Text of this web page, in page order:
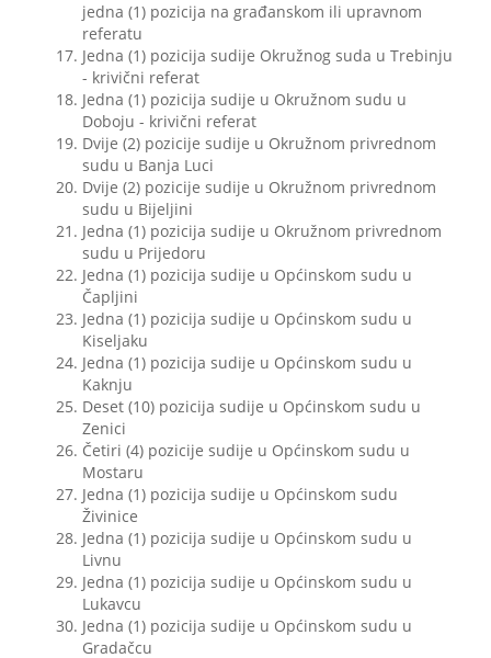
jedna (1) pozicija na građanskom ili upravnom
referatu
Jedna (1) pozicija sudije Okružnog suda u Trebinju
- krivični referat
Jedna (1) pozicija sudije u Okružnom sudu u
Doboju - krivični referat
Dvije (2) pozicije sudije u Okružnom privrednom
sudu u Banja Luci
Dvije (2) pozicije sudije u Okružnom privrednom
sudu u Bijeljini
Jedna (1) pozicija sudije u Okružnom privrednom
sudu u Prijedoru
Jedna (1) pozicija sudije u Općinskom sudu u
Čapljini
Jedna (1) pozicija sudije u Općinskom sudu u
Kiseljaku
Jedna (1) pozicija sudije u Općinskom sudu u
Kaknju
Deset (10) pozicija sudije u Općinskom sudu u
Zenici
Četiri (4) pozicije sudije u Općinskom sudu u
Mostaru
Jedna (1) pozicija sudije u Općinskom sudu
Živinice
Jedna (1) pozicija sudije u Općinskom sudu u
Livnu
Jedna (1) pozicija sudije u Općinskom sudu u
Lukavcu
Jedna (1) pozicija sudije u Općinskom sudu u
Gradačcu